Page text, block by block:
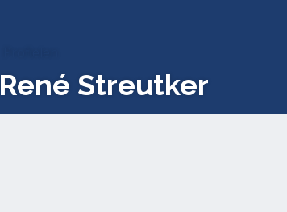
René Streutker